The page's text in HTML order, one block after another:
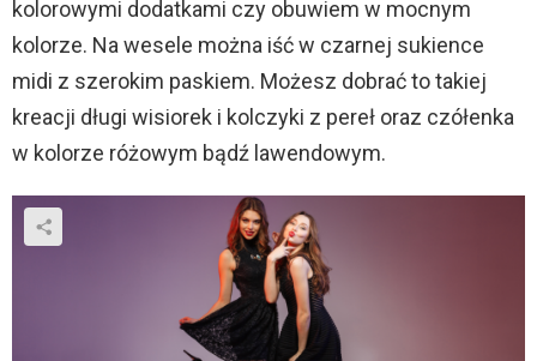
kolorowymi dodatkami czy obuwiem w mocnym
kolorze. Na wesele można iść w czarnej sukience
midi z szerokim paskiem. Możesz dobrać to takiej
kreacji długi wisiorek i kolczyki z pereł oraz czółenka
w kolorze różowym bądź lawendowym.